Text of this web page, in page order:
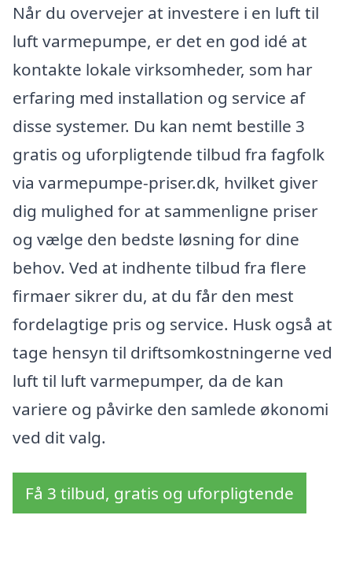
Når du overvejer at investere i en luft til
luft varmepumpe, er det en god idé at
kontakte lokale virksomheder, som har
erfaring med installation og service af
disse systemer. Du kan nemt bestille 3
gratis og uforpligtende tilbud fra fagfolk
via varmepumpe-priser.dk, hvilket giver
dig mulighed for at sammenligne priser
og vælge den bedste løsning for dine
behov. Ved at indhente tilbud fra flere
firmaer sikrer du, at du får den mest
fordelagtige pris og service. Husk også at
tage hensyn til driftsomkostningerne ved
luft til luft varmepumper, da de kan
variere og påvirke den samlede økonomi
ved dit valg.
Få 3 tilbud, gratis og uforpligtende